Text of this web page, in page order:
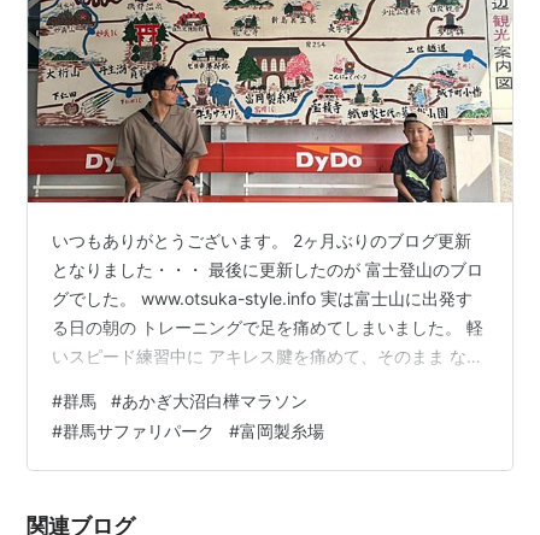
いつもありがとうございます。 2ヶ月ぶりのブログ更新
となりました・・・ 最後に更新したのが 富士登山のブロ
グでした。 www.otsuka-style.info 実は富士山に出発す
る日の朝の トレーニングで足を痛めてしまいました。 軽
いスピード練習中に アキレス腱を痛めて、そのまま なん
ずに 夏は右往左往していました。 大人になって初めての
故障でした。 現在、11月は回復して その間もレース復帰
できており 落ち着いたタイミングで ブログ再開となりま
5キロにエントリーしていましたが 泣く…
#群馬 #あかぎ大沼白樺マラソン
#群馬サファリパーク #富岡製糸場
関連ブログ